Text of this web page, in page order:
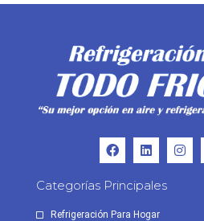
Categorías Principales
Refrigeración Para Hogar